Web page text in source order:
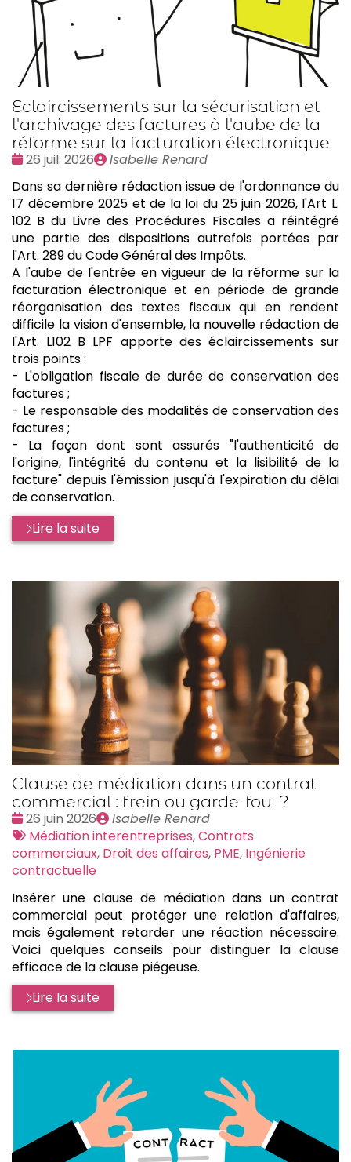
Eclaircissements sur la sécurisation et
l'archivage des factures à l'aube de la
réforme sur la facturation électronique
Date
26 juil. 2026
Publié
Isabelle Renard
Dans sa dernière rédaction issue de l'ordonnance du
17 décembre 2025 et de la loi du 25 juin 2026, l'Art L.
102 B du Livre des Procédures Fiscales a réintégré
une partie des dispositions autrefois portées par
l'Art. 289 du Code Général des Impôts.
A l'aube de l'entrée en vigueur de la réforme sur la
facturation électronique et en période de grande
réorganisation des textes fiscaux qui en rendent
difficile la vision d'ensemble, la nouvelle rédaction de
l'Art. L102 B LPF apporte des éclaircissements sur
trois points :
- L'obligation fiscale de durée de conservation des
factures ;
- Le responsable des modalités de conservation des
factures ;
- La façon dont sont assurés "l'authenticité de
l'origine, l'intégrité du contenu et la lisibilité de la
facture" depuis l'émission jusqu'à l'expiration du délai
de conservation.
Lire la suite
Clause de médiation dans un contrat
commercial : frein ou garde-fou ?
Date
:
26 juin 2026
Publié
par
Isabelle Renard
Tags
:
Médiation interentreprises,Contrats
commerciaux, Droit des affaires, PME, Ingénierie
contractuelle
Insérer une clause de médiation dans un contrat
commercial peut protéger une relation d'affaires,
mais également retarder une réaction nécessaire.
Voici quelques conseils pour distinguer la clause
efficace de la clause piégeuse.
Lire la suite